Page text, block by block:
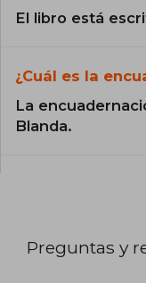
El libro está
¿Cuál es la
La
Blanda.
Preguntas y